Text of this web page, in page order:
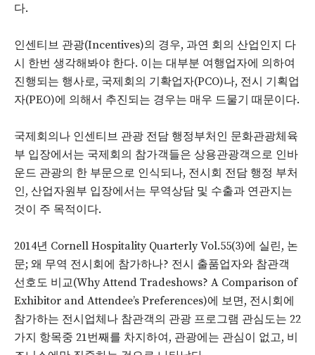
다.
인센티브 관광(Incentives)의 경우, 과연 회의 산업인지 다
시 한번 생각해봐야 한다. 이는 대부분 여행업자에 의하여
진행되는 행사로, 국제회의 기확업자(PCO)나, 전시 기획업
자(PEO)에 의해서 추진되는 경우는 매우 드물기 때문이다.
국제회의나 인센티브 관광 전담 행정부처인 문화관광체육
부 입장에서는 국제회의 참가객들은 상용관광객으로 인바
운드 관광의 한 부문으로 인식되나, 전시회 전담 행정 부처
인, 산업자원부 입장에서는 무역상담 및 수출과 연관지는
것이 주 목적이다.
2014년 Cornell Hospitality Quarterly Vol.55(3)에 실린, 논
문; 왜 무역 전시회에 참가하나? 전시 출품업자와 참관객
선호도 비교(Why Attend Tradeshows? A Comparison of
Exhibitor and Attendee’s Preferences)에 보면, 전시회에
참가하는 전시업체나 참관객의 관광 프로그램 관심도는 22
가지 항목중 21번째를 차지하여, 관광에는 관심이 없고, 비